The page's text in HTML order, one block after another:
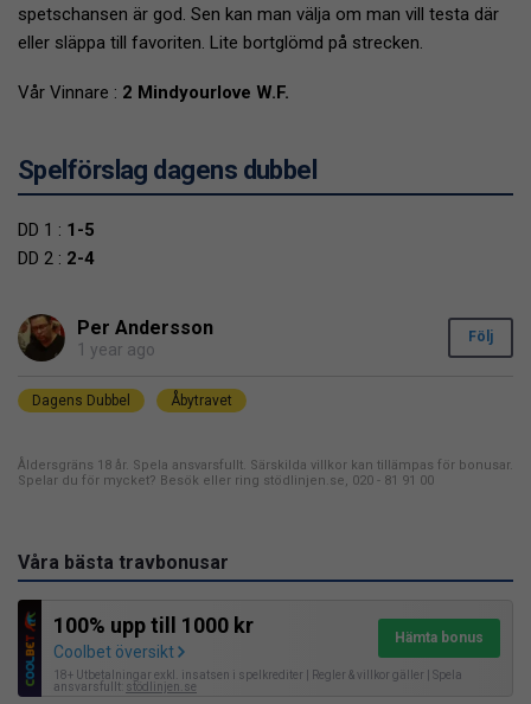
spetschansen är god. Sen kan man välja om man vill testa där
eller släppa till favoriten. Lite bortglömd på strecken.
Vår Vinnare : 2 Mindyourlove W.F.
Spelförslag dagens dubbel
DD 1 : 1-5
DD 2 : 2-4
Per Andersson
1 year ago
Följ
Dagens Dubbel Åbytravet
Åldersgräns 18 år. Spela ansvarsfullt. Särskilda villkor kan tillämpas för bonusar.
Spelar du för mycket? Besök eller ring stödlinjen.se, 020 - 81 91 00
Våra bästa travbonusar
100% upp till 1000 kr
Coolbet översikt
Hämta bonus
18+ Utbetalningar exkl. insatsen i spelkrediter | Regler & villkor gäller | Spela
ansvarsfullt: stödlinjen.se